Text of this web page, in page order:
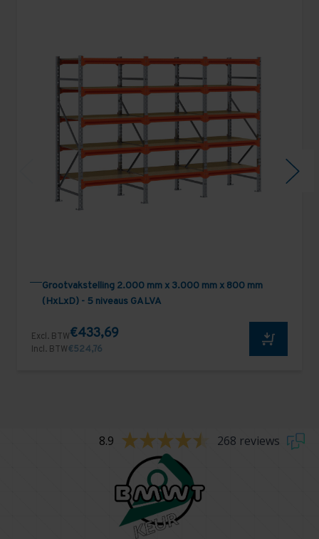
Grootvakstelling 2.000 mm x 3.000 mm x 800 mm
(HxLxD) - 5 niveaus GALVA
Excl. BTW€433,69
Incl. BTW€524,76
8.9 268 reviews